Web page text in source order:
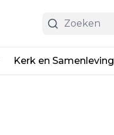
Kerk en Samenleving